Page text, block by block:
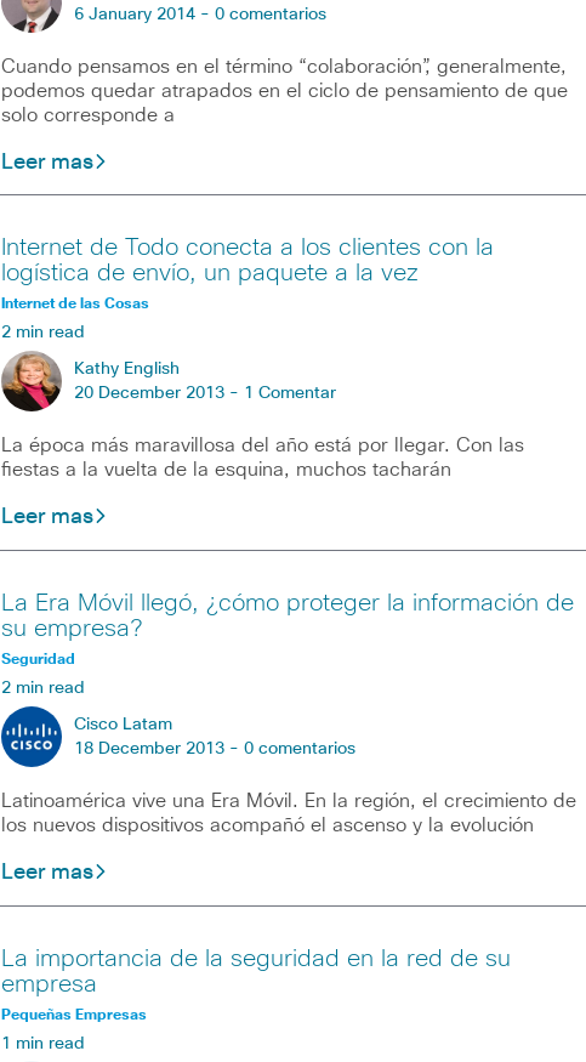
6 January 2014 - 0 comentarios
Cuando pensamos en el término “colaboración”, generalmente,
podemos quedar atrapados en el ciclo de pensamiento de que
solo corresponde a
Leer mas
Internet de Todo conecta a los clientes con la
logística de envío, un paquete a la vez
Internet de las Cosas
2 min read
Kathy English
20 December 2013 - 1 Comentar
La época más maravillosa del año está por llegar. Con las
fiestas a la vuelta de la esquina, muchos tacharán
Leer mas
La Era Móvil llegó, ¿cómo proteger la información de
su empresa?
Seguridad
2 min read
Cisco Latam
18 December 2013 - 0 comentarios
Latinoamérica vive una Era Móvil. En la región, el crecimiento de
los nuevos dispositivos acompañó el ascenso y la evolución
Leer mas
La importancia de la seguridad en la red de su
empresa
Pequeñas Empresas
1 min read